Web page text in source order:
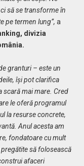
să se transforme în
pe termen lung”, a
divizia
granturi – este un
își pot clarifica
scară mai mare. Cred
le oferă programul
la resurse concrete,
Anul acesta am
fondatoare cu mult
să folosească
afaceri